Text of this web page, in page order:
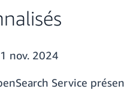
nov. 2024
Service